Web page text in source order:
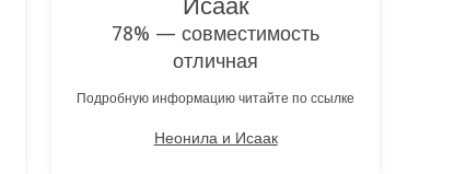
Исаак
78% — совместимость
отличная
Подробную информацию читайте по ссылке
Неонила и Исаак